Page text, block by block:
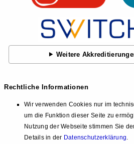
Weitere
Rechtliche Informationen
Wir verwenden Cookies nur im
um die Funktion dieser Seite zu
Nutzung der Webseite stimmen Sie
Details in der Datenschutzerklärung.